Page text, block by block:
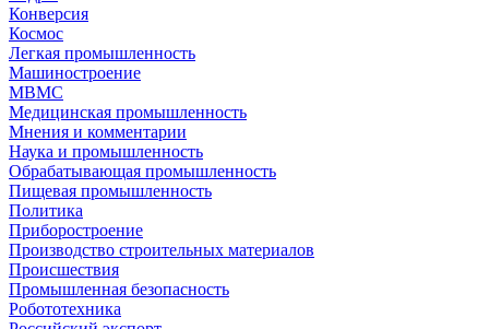
Конверсия
Космос
Легкая промышленность
Машиностроение
МВМС
Медицинская промышленность
Мнения и комментарии
Наука и промышленность
Обрабатывающая промышленность
Пищевая промышленность
Политика
Приборостроение
Производство строительных материалов
Происшествия
Промышленная безопасность
Робототехника